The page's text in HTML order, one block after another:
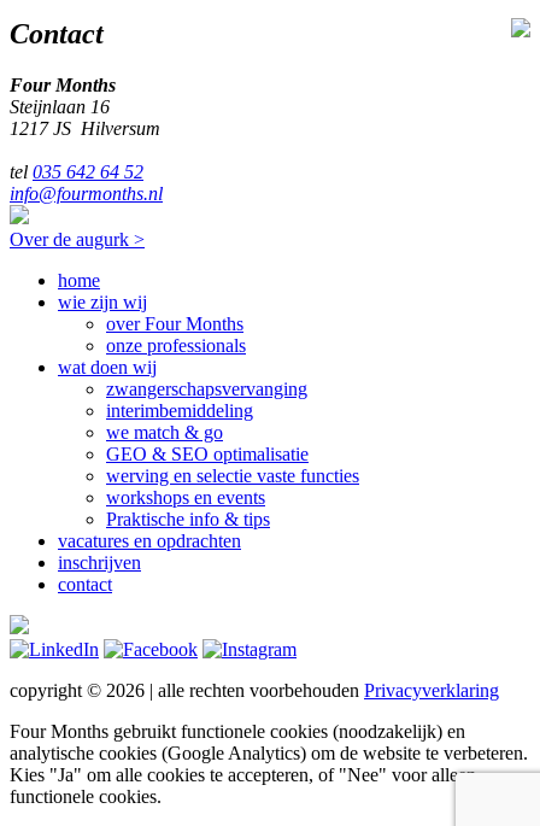
Contact
Four Months
Steijnlaan 16
1217 JS Hilversum
tel 035 642 64 52
info@fourmonths.nl
Over de augurk >
home
wie zijn wij
over Four Months
onze professionals
wat doen wij
zwangerschapsvervanging
interimbemiddeling
we match & go
GEO & SEO optimalisatie
werving en selectie vaste functies
workshops en events
Praktische info & tips
vacatures en opdrachten
inschrijven
contact
copyright © 2026 | alle rechten voorbehouden Privacyverklaring
Four Months gebruikt functionele cookies (noodzakelijk) en
analytische cookies (Google Analytics) om de website te verbeteren.
Kies "Ja" om alle cookies te accepteren, of "Nee" voor alleen
functionele cookies.